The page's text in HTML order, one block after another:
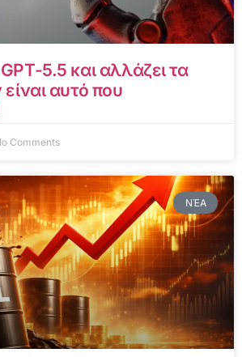
5.5 και αλλάζει τα
αυτό που
Comments
ΝΈΑ